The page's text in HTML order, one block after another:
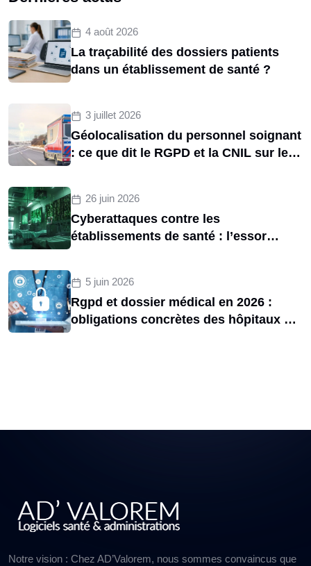
4 août 2026
La traçabilité des dossiers patients
dans un établissement de santé ?
3 juillet 2026
Géolocalisation du personnel soignant
: ce que dit le RGPD et la CNIL sur le
26 juin 2026
Cyberattaques contre les
établissements de santé : l’essor
5 juin 2026
Rgpd et dossier médical en 2026 :
obligations concrètes des hôpitaux et
Notre vision : Chez AD’Valorem, nous sommes convaincus que